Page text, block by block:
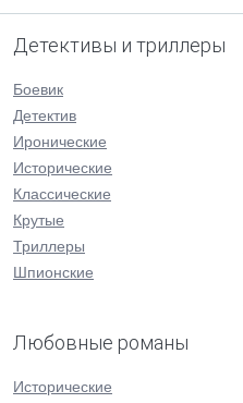
Детективы и триллеры
Боевик
Детектив
Иронические
Исторические
Классические
Крутые
Триллеры
Шпионские
Любовные романы
Исторические